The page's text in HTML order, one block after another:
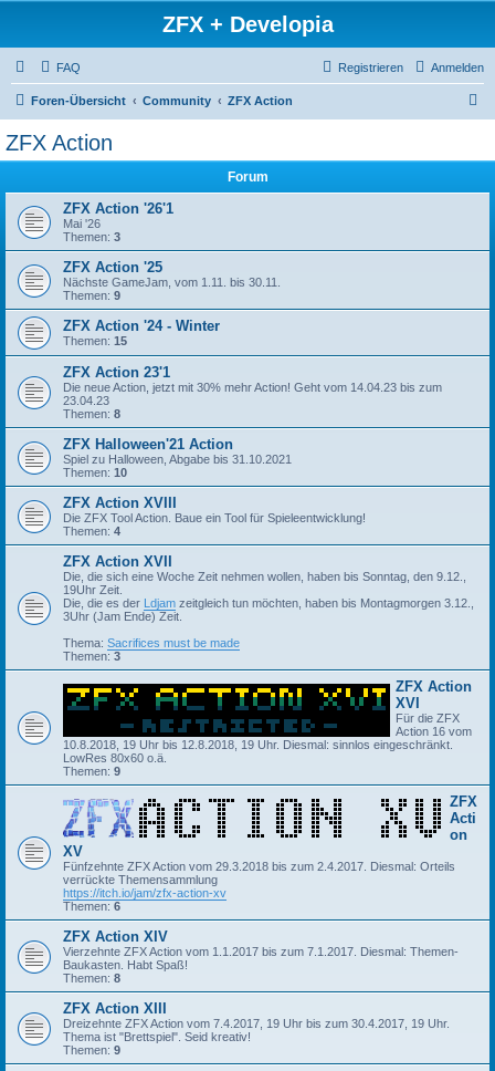
ZFX + Developia
FAQ Anmelden
Registrieren
Foren-Übersicht Community ZFX Action
ZFX Action
Forum
ZFX Action '26'1
Mai '26
Themen: 3
ZFX Action '25
Nächste GameJam, vom 1.11. bis 30.11.
Themen: 9
ZFX Action '24 - Winter
Themen: 15
ZFX Action 23'1
Die neue Action, jetzt mit 30% mehr Action! Geht vom 14.04.23 bis zum
23.04.23
Themen: 8
ZFX Halloween'21 Action
Spiel zu Halloween, Abgabe bis 31.10.2021
Themen: 10
ZFX Action XVIII
Die ZFX Tool Action. Baue ein Tool für Spieleentwicklung!
Themen: 4
ZFX Action XVII
Die, die sich eine Woche Zeit nehmen wollen, haben bis Sonntag, den 9.12.,
19Uhr Zeit.
Die, die es der Ldjam zeitgleich tun möchten, haben bis Montagmorgen 3.12.,
3Uhr (Jam Ende) Zeit.
Thema: Sacrifices must be made
Themen: 3
ZFX Action
XVI
Für die ZFX
Action 16 vom
10.8.2018, 19 Uhr bis 12.8.2018, 19 Uhr. Diesmal: sinnlos eingeschränkt.
LowRes 80x60 o.ä.
Themen: 9
ZFX
Acti
on
XV
Fünfzehnte ZFX Action vom 29.3.2018 bis zum 2.4.2017. Diesmal: Orteils
verrückte Themensammlung
https://itch.io/jam/zfx-action-xv
Themen: 6
ZFX Action XIV
Vierzehnte ZFX Action vom 1.1.2017 bis zum 7.1.2017. Diesmal: Themen-
Baukasten. Habt Spaß!
Themen: 8
ZFX Action XIII
Dreizehnte ZFX Action vom 7.4.2017, 19 Uhr bis zum 30.4.2017, 19 Uhr.
Thema ist "Brettspiel". Seid kreativ!
Themen: 9